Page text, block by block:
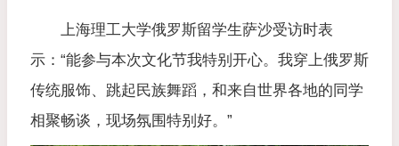
上海理工大学俄罗斯留学生萨沙受访时表
示：“能参与本次文化节我特别开心。我穿上俄罗斯
传统服饰、跳起民族舞蹈，和来自世界各地的同学
相聚畅谈，现场氛围特别好。”